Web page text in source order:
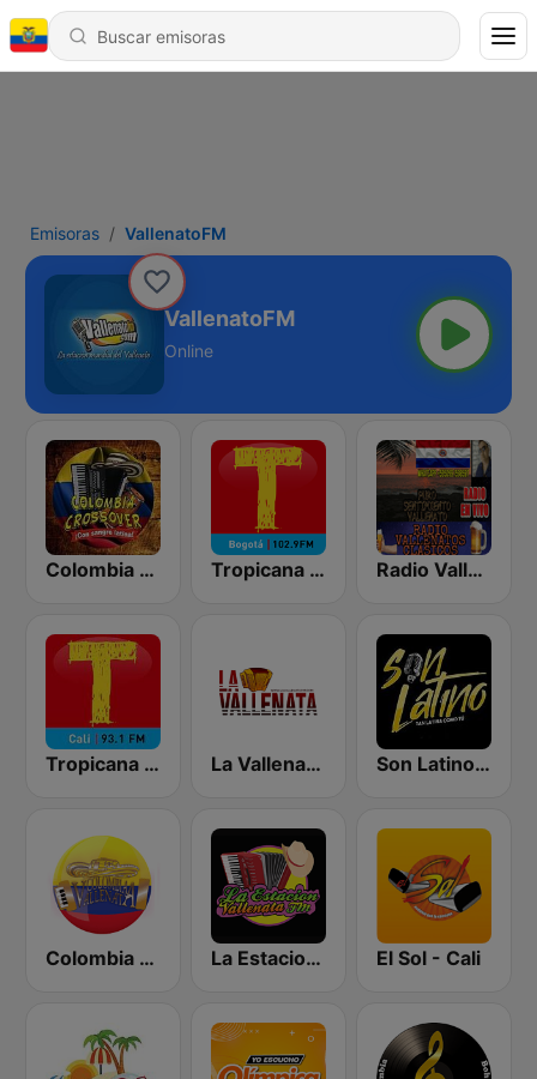
Emisoras VallenatoFM
VallenatoFM
Online
Colombia Crossover Tropicana Bogotá Radio Vallenatos Clásicos
Tropicana Cali La Vallenata FM Son Latino Medellín
Colombia Vallenata La Estacion Vallenata FM El Sol - Cali